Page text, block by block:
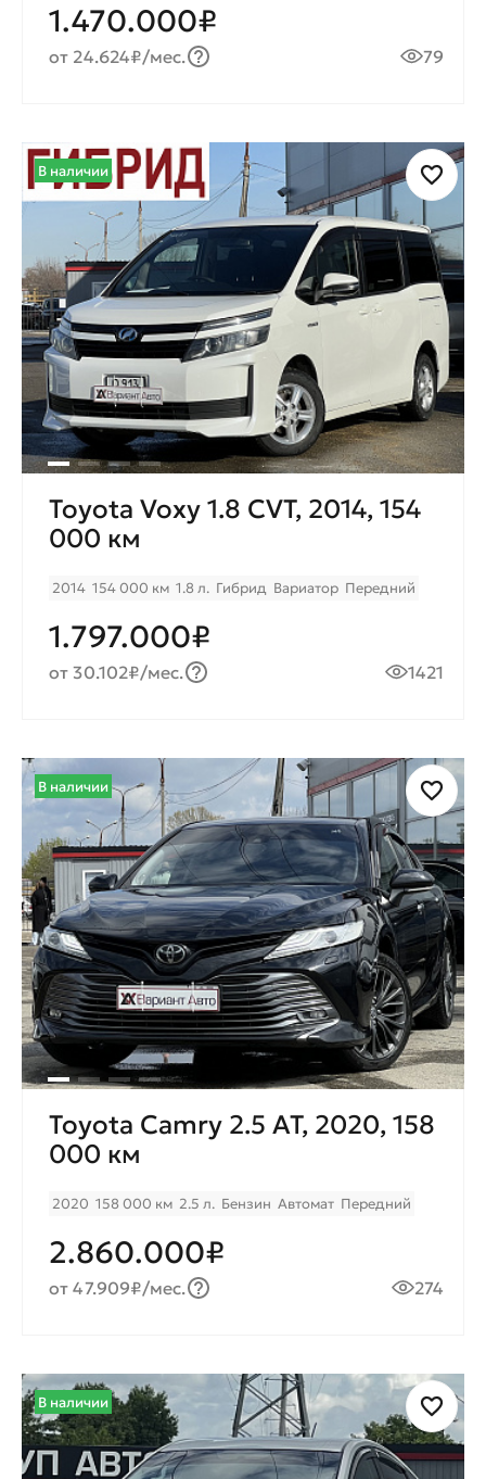
1.470.000₽
от 24.624₽/мес. 79
В наличии
Toyota Voxy 1.8 CVT, 2014, 154
000 км
2014 154 000 км 1.8 л. Гибрид Вариатор Передний
1.797.000₽
от 30.102₽/мес. 1421
В наличии
Toyota Camry 2.5 AT, 2020, 158
000 км
2020 158 000 км 2.5 л. Бензин Автомат Передний
2.860.000₽
от 47.909₽/мес. 274
В наличии